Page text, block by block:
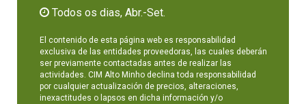
Todos os dias, Abr.-Set.
El contenido de esta página web es responsabilidad
exclusiva de las entidades proveedoras, las cuales deberán
ser previamente contactadas antes de realizar las
actividades. CIM Alto Minho declina toda responsabilidad
por cualquier actualización de precios, alteraciones,
inexactitudes o lapsos en dicha información y/o